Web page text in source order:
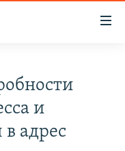
и
адрес